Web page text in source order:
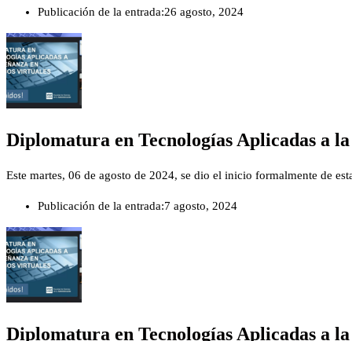
Publicación de la entrada:26 agosto, 2024
Diplomatura en Tecnologías Aplicadas a
Este martes, 06 de agosto de 2024, se dio el inicio formalmente de
Publicación de la entrada:7 agosto, 2024
Diplomatura en Tecnologías Aplicadas a